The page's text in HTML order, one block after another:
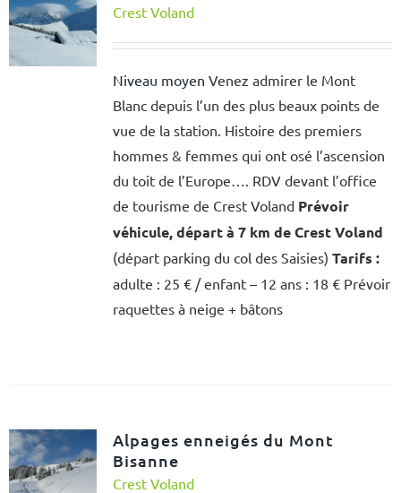
Crest Voland
Niveau moyen Venez admirer le Mont
Blanc depuis l’un des plus beaux points de
vue de la station. Histoire des premiers
hommes & femmes qui ont osé l’ascension
du toit de l’Europe…. RDV devant l’office
de tourisme de Crest Voland Prévoir
véhicule, départ à 7 km de Crest Voland
(départ parking du col des Saisies) Tarifs :
adulte : 25 € / enfant – 12 ans : 18 € Prévoir
raquettes à neige + bâtons
Alpages enneigés du Mont
Bisanne
Crest Voland